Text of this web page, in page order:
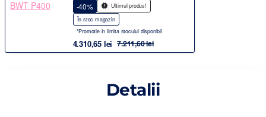
Ultimul produs!
În stoc magazin
*Promotie in limita stocului disponibil
-40%
4.310,65 lei 7.211,60 lei
Detalii